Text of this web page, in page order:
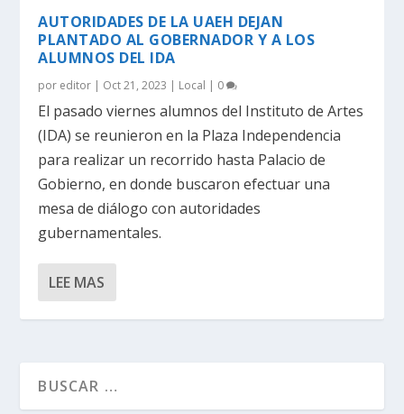
AUTORIDADES DE LA UAEH DEJAN
PLANTADO AL GOBERNADOR Y A LOS
ALUMNOS DEL IDA
por editor | Oct 21, 2023 | Local | 0
El pasado viernes alumnos del Instituto de Artes
(IDA) se reunieron en la Plaza Independencia
para realizar un recorrido hasta Palacio de
Gobierno, en donde buscaron efectuar una
mesa de diálogo con autoridades
gubernamentales.
LEE MAS